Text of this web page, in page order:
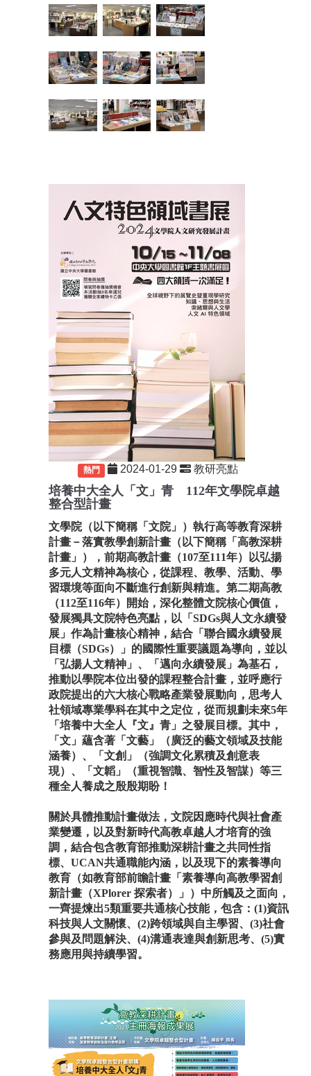
熱門 2024-01-29 教研亮點
培養中大全人「文」青 112年文學院卓越
整合型計畫
文學院（以下簡稱「文院」）執行高等教育深耕
計畫－落實教學創新計畫（以下簡稱「高教深耕
計畫」），前期高教計畫（107至111年）以弘揚
多元人文精神為核心，從課程、教學、活動、學
習環境等面向不斷進行創新與精進。第二期高教
（112至116年）開始，深化整體文院核心價值，
發展獨具文院特色亮點，以「SDGs與人文永續發
展」作為計畫核心精神，結合「聯合國永續發展
目標（SDGs）」的國際性重要議題為導向，並以
「弘揚人文精神」、「邁向永續發展」為基石，
推動以學院本位出發的課程整合計畫，並呼應行
政院提出的六大核心戰略產業發展動向，思考人
社領域專業學科在其中之定位，從而規劃未來5年
「培養中大全人『文』青」之發展目標。其中，
「文」蘊含著「文藝」（廣泛的藝文領域及技能
涵養）、「文創」（強調文化累積及創意表
現）、「文韜」（重視智識、智性及智謀）等三
種全人養成之殷殷期盼！
關於具體推動計畫做法，文院因應時代與社會產
業變遷，以及對新時代高教卓越人才培育的強
調，結合包含教育部推動深耕計畫之共同性指
標、UCAN共通職能內涵，以及現下的素養導向
教育（如教育部前瞻計畫「素養導向高教學習創
新計畫（XPlorer 探索者）」）中所觸及之面向，
一齊提煉出5類重要共通核心技能，包含：(1)資訊
科技與人文關懷、(2)跨領域與自主學習、(3)社會
參與及問題解決、(4)溝通表達與創新思考、(5)實
務應用與持續學習。